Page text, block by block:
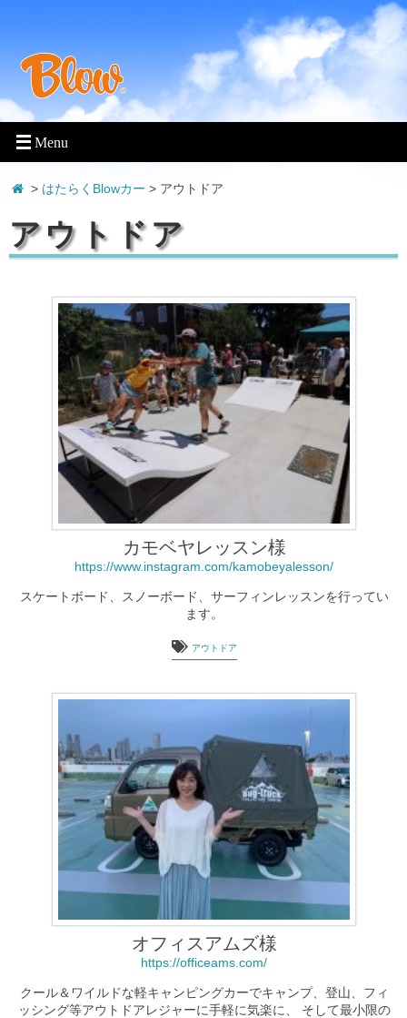
> はたらくBlowカー > アウトドア
アウトドア
カモベヤレッスン様
https://www.instagram.com/kamobeyalesson/
スケートボード、スノーボード、サーフィンレッスンを行ってい
ます。
アウトドア
オフィスアムズ様
https://officeams.com/
クール＆ワイルドな軽キャンピングカーでキャンプ、登山、フィ
ッシング等アウトドアレジャーに手軽に気楽に、 そして最小限の